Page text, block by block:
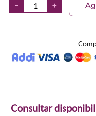
＋
－
Consultar